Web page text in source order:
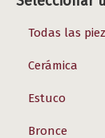
Todas las
Cerámica
Estuco
Bronce